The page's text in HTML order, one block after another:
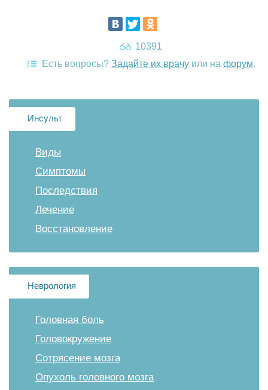
10391
Есть вопросы? Задайте их врачу или на форум.
Инсульт
Виды
Симптомы
Последствия
Лечение
Восстановление
Неврология
Головная боль
Головокружение
Сотрясение мозга
Опухоль головного мозга